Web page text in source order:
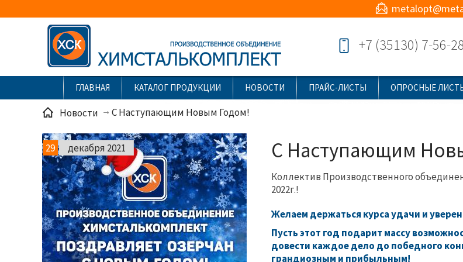
+7 (35130) 7-56-28
ГЛАВНАЯ КАТАЛОГ ПРОДУКЦИИ НОВОСТИ ПРАЙС-ЛИСТЫ ОПРОСНЫЕ
Новости С Наступающим Новым Годом!
29 декабря 2021 С Наступающим
Коллектив Производственного
2022г.!
Желаем держаться курса удачи и
Пусть этот год подарит массу
довести каждое дело до победного
грандиозным и прибыльным!